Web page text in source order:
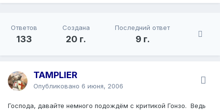
Ответов
133
Создана
20 г.
Последний ответ
9 г.
TAMPLIER
Опубликовано 6 июня, 2006
Господа, давайте немного подождём с критикой Гонзо. Ведь